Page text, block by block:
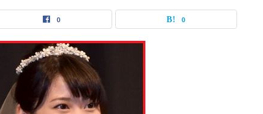
0 0